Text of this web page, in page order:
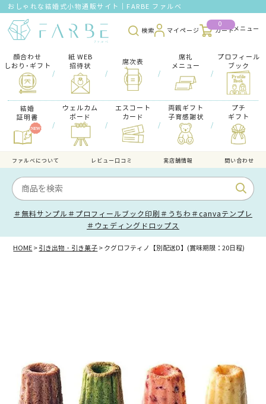
おしゃれな結婚式小物通販サイト｜FARBE ファルベ
検索 マイページ
0
カート
顔合わせ
しおり･ギフト
/
紙 WEB
招待状
/
席次表
/
席礼
メニュー
/
プロフィール
ブック
結婚
証明書
/
ウェルカム
ボード
/
エスコート
カード
/
両親ギフト
子育感謝状
/
プチ
ギフト
ファルべについて レビュー口コミ 実店舗情報 問い合わせ
＃無料サンプル ＃プロフィールブック印刷 ＃うちわ ＃canvaテンプレ
＃ウェディングドロップス
HOME 引き出物・引き菓子 クグロフティノ【別配送D】(賞味期限：20日程)